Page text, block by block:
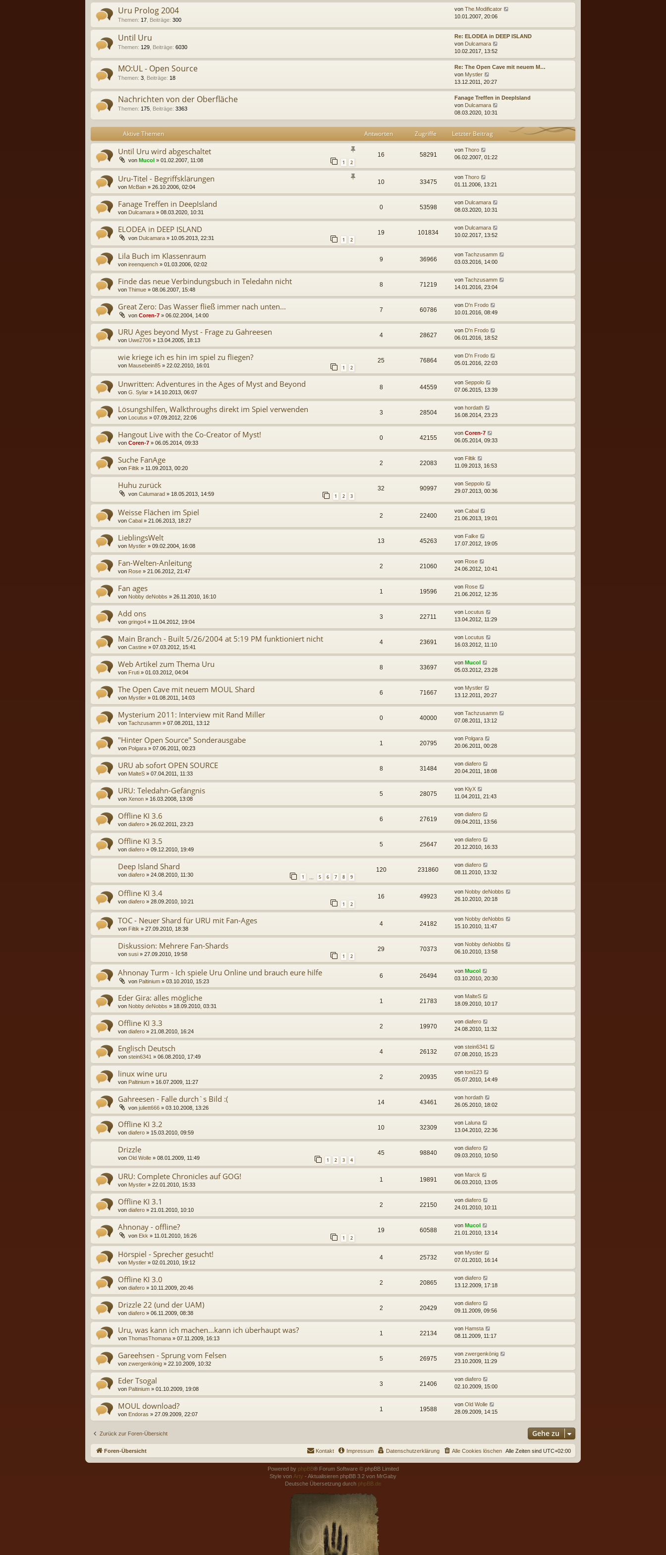
r
i
t
g
e
s
e
r
B
e
i
t
a
g
Uru Prolog 2004
Themen: 17 Beiträge: 300
von The.Modificator
e
s
r
B
t
r
10.01.2007, 20:06
Until Uru
Themen: 129 Beiträge: 6030
Re: ELODEA in DEEP ISLAND
von Dulcamara
u
e
e
a
10.02.2017, 13:52
MO:UL - Open Source
Themen: 3 Beiträge: 18
Re: The Open Cave mit neuem M…
von Mystler
e
u
e
s
t
e
r
B
e
t
a
13.12.2011, 20:27
Nachrichten von der Oberfläche
Themen: 175 Beiträge: 3363
Fanage Treffen in DeepIsland
von Dulcamara
u
e
t
e
r
08.03.2020, 10:31
Aktive Themen Antworten Zugriffe Letzter Beitrag
Until Uru wird abgeschaltet
von Mucol » 01.02.2007, 11:08 1 2
16 58291
von Thoro
06.02.2007, 01:22
Uru-Titel - Begriffsklärungen
von McBain » 26.10.2006, 02:04
10 33475
von Thoro
01.11.2006, 13:21
Fanage Treffen in DeepIsland
von Dulcamara » 08.03.2020, 10:31
0 53598
von Dulcamara
08.03.2020, 10:31
ELODEA in DEEP ISLAND
von Dulcamara » 10.05.2013, 22:31 1 2
19 101834
von Dulcamara
10.02.2017, 13:52
Lila Buch im Klassenraum
von ireenquench » 01.03.2006, 02:02
9 36966
von Tachzusamm
03.03.2016, 14:00
Finde das neue Verbindungsbuch in Teledahn nicht
von Thimue » 08.06.2007, 15:48
8 71219
von Tachzusamm
14.01.2016, 23:04
Great Zero: Das Wasser fließ immer nach unten...
von Coren-7 » 06.02.2004, 14:00
7 60786
von D'n Frodo
10.01.2016, 08:49
URU Ages beyond Myst - Frage zu Gahreesen
von Uwe2706 » 13.04.2005, 18:13
4 28627
von D'n Frodo
06.01.2016, 18:52
wie kriege ich es hin im spiel zu fliegen?
von Mausebein85 » 22.02.2010, 16:01 1 2
25 76864
von D'n Frodo
05.01.2016, 22:03
Unwritten: Adventures in the Ages of Myst and Beyond
von G. Sylar » 14.10.2013, 06:07
8 44559
von Seppolo
07.06.2015, 13:39
Lösungshilfen, Walkthroughs direkt im Spiel verwenden
von Locutus » 07.09.2012, 22:06
3 28504
von hordath
16.08.2014, 23:23
Hangout Live with the Co-Creator of Myst!
von Coren-7 » 06.05.2014, 09:33
0 42155
von Coren-7
06.05.2014, 09:33
Suche FanAge
von Filtik » 11.09.2013, 00:20
2 22083
von Filtik
11.09.2013, 16:53
Huhu zurück
von Calumarad » 18.05.2013, 14:59 1 2 3
32 90997
von Seppolo
29.07.2013, 00:36
Weisse Flächen im Spiel
von Cabal » 21.06.2013, 18:27
2 22400
von Cabal
21.06.2013, 19:01
LieblingsWelt
von Mystler » 09.02.2004, 16:08
13 45263
von Falke
17.07.2012, 19:05
Fan-Welten-Anleitung
von Rose » 21.06.2012, 21:47
2 21060
von Rose
24.06.2012, 10:41
Fan ages
von Nobby deNobbs » 26.11.2010, 16:10
1 19596
von Rose
21.06.2012, 12:35
Add ons
von gringo4 » 11.04.2012, 19:04
3 22711
von Locutus
13.04.2012, 11:29
Main Branch - Built 5/26/2004 at 5:19 PM funktioniert nicht
von Castine » 07.03.2012, 15:41
4 23691
von Locutus
16.03.2012, 11:10
Web Artikel zum Thema Uru
von Fruti » 01.03.2012, 04:04
8 33697
von Mucol
05.03.2012, 23:28
The Open Cave mit neuem MOUL Shard
von Mystler » 01.08.2011, 14:03
6 71667
von Mystler
13.12.2011, 20:27
Mysterium 2011: Interview mit Rand Miller
von Tachzusamm » 07.08.2011, 13:12
0 40000
von Tachzusamm
07.08.2011, 13:12
"Hinter Open Source" Sonderausgabe
von Polgara » 07.06.2011, 00:23
1 20795
von Polgara
20.06.2011, 00:28
URU ab sofort OPEN SOURCE
von MalteS » 07.04.2011, 11:33
8 31484
von diafero
20.04.2011, 18:08
URU: Teledahn-Gefängnis
von Xenon » 16.03.2008, 13:08
5 28075
von KlyX
11.04.2011, 21:43
Offline KI 3.6
von diafero » 26.02.2011, 23:23
6 27619
von diafero
09.04.2011, 13:56
Offline KI 3.5
von diafero » 09.12.2010, 19:49
5 25647
von diafero
20.12.2010, 16:33
Deep Island Shard
von diafero » 24.08.2010, 11:30 1 … 5 6 7 8 9
120 231860
von diafero
08.11.2010, 13:32
Offline KI 3.4
von diafero » 28.09.2010, 10:21 1 2
16 49923
von Nobby deNobbs
26.10.2010, 20:18
TOC - Neuer Shard für URU mit Fan-Ages
von Filtik » 27.09.2010, 18:38
4 24182
von Nobby deNobbs
15.10.2010, 11:47
Diskussion: Mehrere Fan-Shards
von susi » 27.09.2010, 19:58 1 2
29 70373
von Nobby deNobbs
06.10.2010, 13:58
Ahnonay Turm - Ich spiele Uru Online und brauch eure hilfe
von Paltinium » 03.10.2010, 15:23
6 26494
von Mucol
03.10.2010, 20:30
Eder Gira: alles mögliche
von Nobby deNobbs » 18.09.2010, 03:31
1 21783
von MalteS
18.09.2010, 10:17
Offline KI 3.3
von diafero » 21.08.2010, 16:24
2 19970
von diafero
24.08.2010, 11:32
Englisch Deutsch
von stein6341 » 06.08.2010, 17:49
4 26132
von stein6341
07.08.2010, 15:23
linux wine uru
von Paltinium » 16.07.2009, 11:27
2 20935
von toni123
05.07.2010, 14:49
Gahreesen - Falle durch`s Bild :(
von juliett666 » 03.10.2008, 13:26
14 43461
von hordath
26.05.2010, 18:02
Offline KI 3.2
von diafero » 15.03.2010, 09:59
10 32309
von Laluna
13.04.2010, 22:36
Drizzle
von Old Wolle » 08.01.2009, 11:49 1 2 3 4
45 98840
von diafero
09.03.2010, 10:50
URU: Complete Chronicles auf GOG!
von Mystler » 22.01.2010, 15:33
1 19891
von Marck
06.03.2010, 13:05
Offline KI 3.1
von diafero » 21.01.2010, 10:10
2 22150
von diafero
24.01.2010, 10:11
Ahnonay - offline?
von Ekk » 11.01.2010, 16:26 1 2
19 60588
von Mucol
21.01.2010, 13:14
Hörspiel - Sprecher gesucht!
von Mystler » 02.01.2010, 19:12
4 25732
von Mystler
07.01.2010, 16:14
Offline KI 3.0
von diafero » 10.11.2009, 20:46
2 20865
von diafero
13.12.2009, 17:18
Drizzle 22 (und der UAM)
von diafero » 06.11.2009, 08:38
2 20429
von diafero
09.11.2009, 09:56
Uru, was kann ich machen...kann ich überhaupt was?
von ThomasThomana » 07.11.2009, 16:13
1 22134
von Hamsta
08.11.2009, 11:17
Gareehsen - Sprung vom Felsen
von zwergenkönig » 22.10.2009, 10:32
5 26975
von zwergenkönig
23.10.2009, 11:29
Eder Tsogal
von Paltinium » 01.10.2009, 19:08
3 21406
von diafero
02.10.2009, 15:00
MOUL download?
von Endoras » 27.09.2009, 22:07
1 19588
von Old Wolle
28.09.2009, 14:15
Zurück zur Foren-Übersicht Gehe zu
Foren-Übersicht Alle Zeiten sind UTC+02:00
Alle Cookies löschen
Datenschutzerklärung
Impressum
Kontakt
Powered by phpBB® Forum Software © phpBB Limited
Style von Arty - Aktualisieren phpBB 3.2 von MrGaby
Deutsche Übersetzung durch phpBB.de